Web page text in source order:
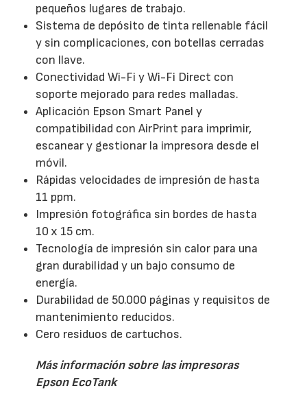
pequeños lugares de trabajo.
Sistema de depósito de tinta rellenable fácil
y sin complicaciones, con botellas cerradas
con llave.
Conectividad Wi-Fi y Wi-Fi Direct con
soporte mejorado para redes malladas.
Aplicación Epson Smart Panel y
compatibilidad con AirPrint para imprimir,
escanear y gestionar la impresora desde el
móvil.
Rápidas velocidades de impresión de hasta
11 ppm.
Impresión fotográfica sin bordes de hasta
10 x 15 cm.
Tecnología de impresión sin calor para una
gran durabilidad y un bajo consumo de
energía.
Durabilidad de 50.000 páginas y requisitos de
mantenimiento reducidos.
Cero residuos de cartuchos.
Más información sobre las impresoras
Epson EcoTank